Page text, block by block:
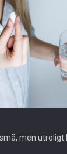
men